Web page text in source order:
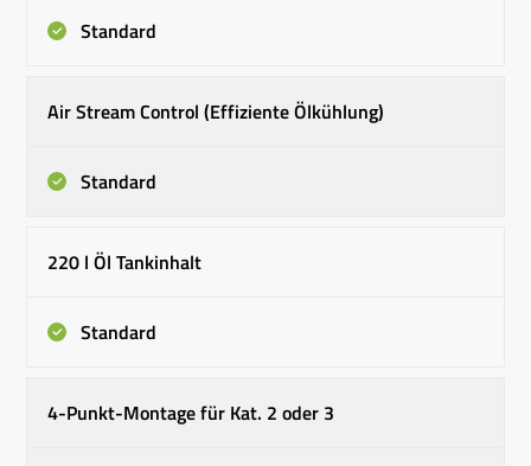
Standard
Air Stream Control (Effiziente Ölkühlung)
Standard
220 l Öl Tankinhalt
Standard
4-Punkt-Montage für Kat. 2 oder 3